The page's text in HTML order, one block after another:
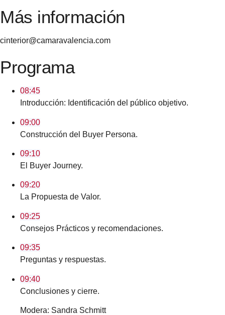
Más información
cinterior@camaravalencia.com
Programa
08:45
Introducción: Identificación del público objetivo.
09:00
Construcción del Buyer Persona.
09:10
El Buyer Journey.
09:20
La Propuesta de Valor.
09:25
Consejos Prácticos y recomendaciones.
09:35
Preguntas y respuestas.
09:40
Conclusiones y cierre.
Modera: Sandra Schmitt